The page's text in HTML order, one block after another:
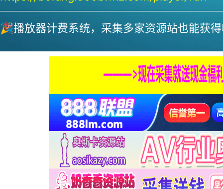
🎉播放器计费系统，采集多家资源站也能获